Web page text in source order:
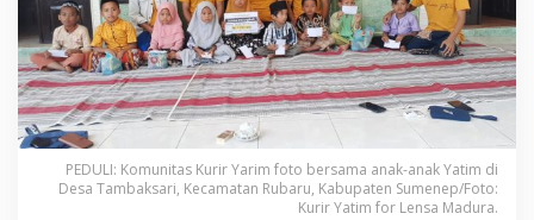
r
S
a
n
t
u
n
a
n
d
PEDULI: Komunitas Kurir Yarim foto bersama anak-anak Yatim di
Desa Tambaksari, Kecamatan Rubaru, Kabupaten Sumenep/Foto:
Kurir Yatim for Lensa Madura.